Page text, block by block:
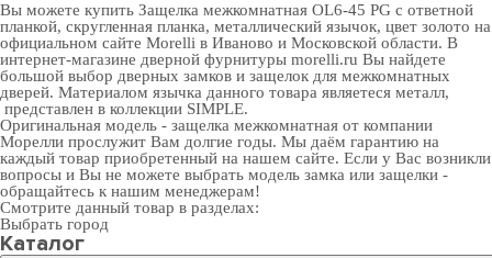
Вы можете купить Защелка межкомнатная OL6-45 PG с ответной
планкой, скругленная планка, металлический язычок, цвет золото на
официальном сайте Morelli в Иваново и Московской области. В
интернет-магазине дверной фурнитуры morelli.ru Вы найдете
большой выбор дверных замков и защелок для межкомнатных
дверей. Материалом язычка данного товара являетеся металл,
представлен в коллекции SIMPLE.
Оригинальная модель - защелка межкомнатная от компании
Морелли прослужит Вам долгие годы. Мы даём гарантию на
каждый товар приобретенный на нашем сайте. Если у Вас возникли
вопросы и Вы не можете выбрать модель замка или защелки -
обращайтесь к нашим менеджерам!
Смотрите данный товар в разделах:
Выбрать город
Каталог